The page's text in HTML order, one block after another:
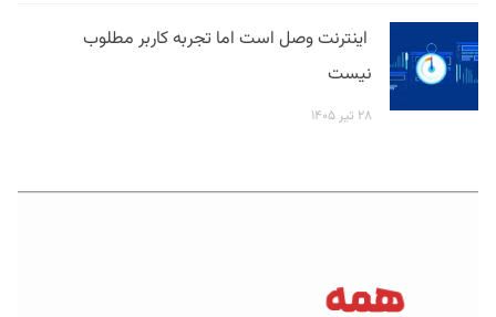
اینترنت وصل است اما تجربه کاربر مطلوب
نیست
۲۸ تیر ۱۴۰۵